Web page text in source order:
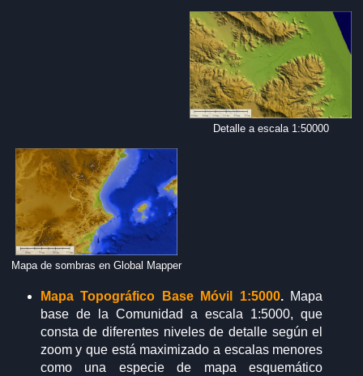
Detalle a escala 1:50000
Mapa de sombras en Global Mapper
Mapa Topográfico Base Móvil 1:5000. Mapa
base de la Comunidad a escala 1:5000, que
consta de diferentes niveles de detalle según el
zoom y que está maximizado a escalas menores
como una especie de mapa esquemático